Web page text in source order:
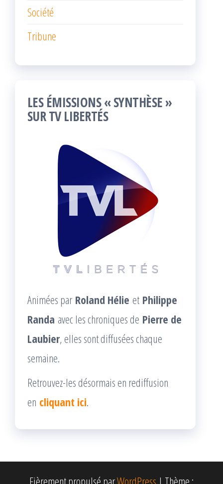
Société
Tribune
LES ÉMISSIONS « SYNTHÈSE »
SUR TV LIBERTÉS
Animées par Roland Hélie et Philippe
Randa avec les chroniques de Pierre de
Laubier, elles sont diffusées chaque
semaine.
Retrouvez-les désormais en rediffusion
en cliquant ici.